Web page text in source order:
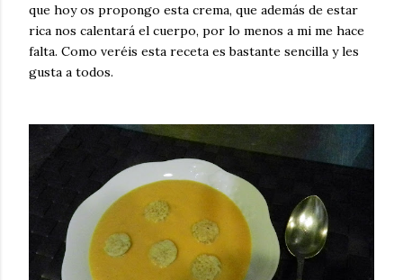
que hoy os propongo esta crema, que además de estar
rica nos calentará el cuerpo, por lo menos a mi me hace
falta. Como veréis esta receta es bastante sencilla y les
gusta a todos.